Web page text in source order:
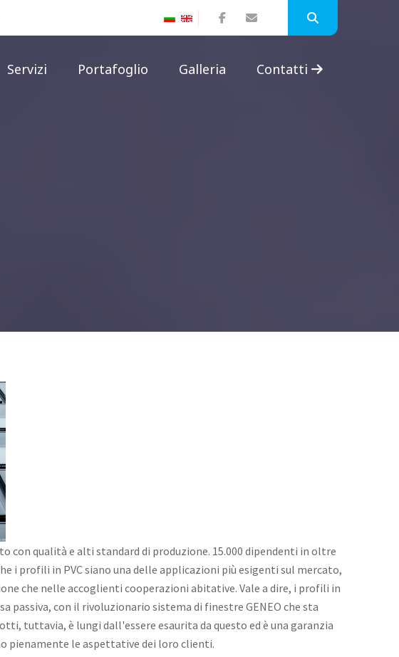
Servizi Portafoglio Galleria Contatti
con qualità e alti standard di produzione. 15.000 dipendenti in oltre
i profili in PVC siano una delle applicazioni più esigenti sul mercato,
che nelle accoglienti cooperazioni abitative. Vale a dire, i profili in
passiva, con il rivoluzionario sistema di finestre GENEO che sta
tuttavia, è lungi dall'essere esaurita da questo ed è una garanzia
pienamente le aspettative dei loro clienti.